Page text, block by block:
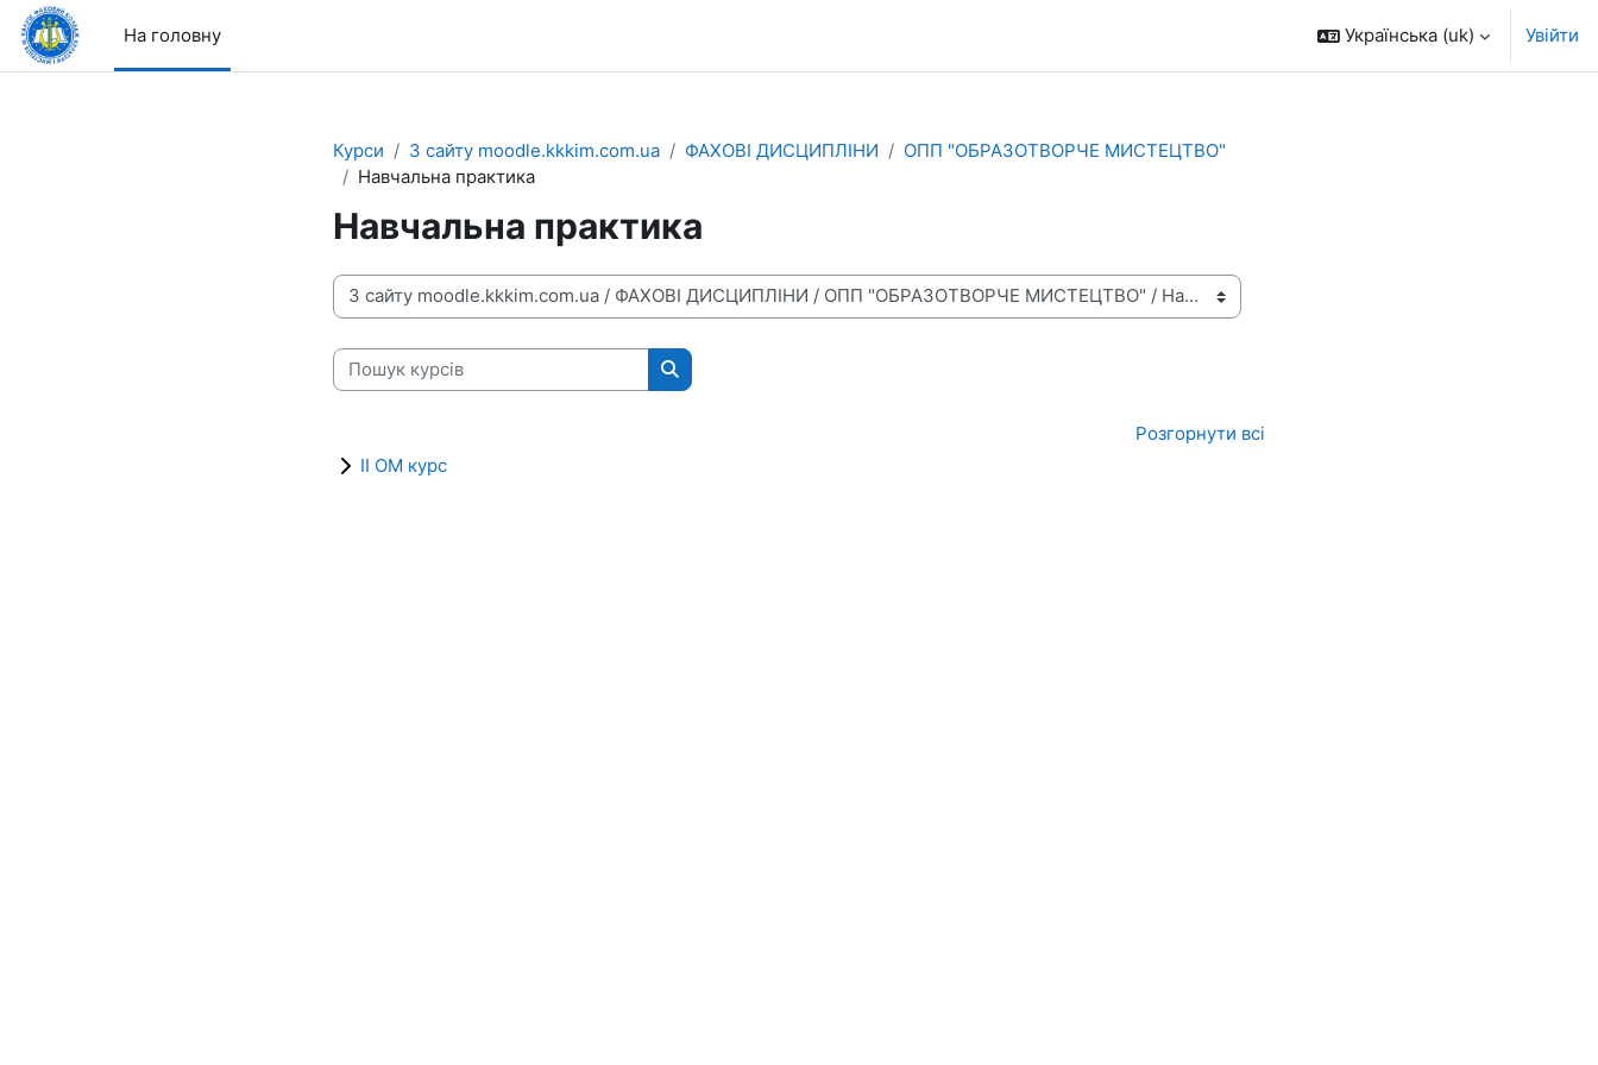
Перейти до головного вмісту
На головну
Українська ‎(uk)‎ Увійти
Курси З сайту moodle.kkkim.com.ua ФАХОВІ ДИСЦИПЛІНИ
ОПП "ОБРАЗОТВОРЧЕ МИСТЕЦТВО"
Навчальна практика
Навчальна практика
Категорії курсів
Пошук курсів
Пошук курсів
Розгорнути всі
ІІ ОМ курс